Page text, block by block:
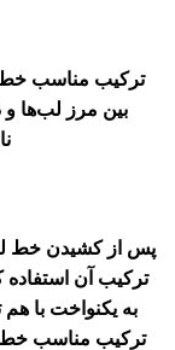
ترکیب مناسب خط
بین مرز لب‌ها
پس از کشیدن خط
ترکیب آن
به یکنواخت با
ترکیب مناسب